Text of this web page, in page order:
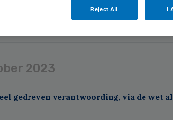
ziek, begrens de diagnose-expansie
2023
gedreven verantwoording, via de wet
Reject All I